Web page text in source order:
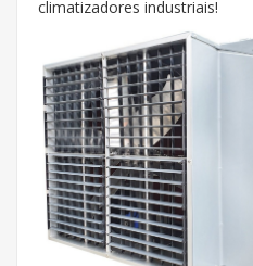
climatizadores industriais!